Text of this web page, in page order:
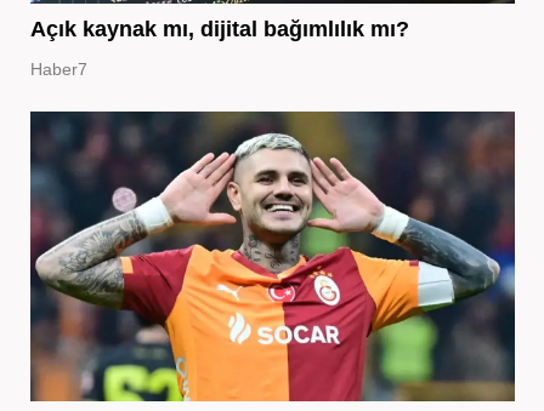
Açık kaynak mı, dijital bağımlılık mı?
Haber7